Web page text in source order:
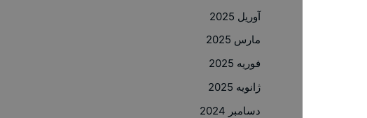
آوریل 2025
مارس 2025
فوریه 2025
ژانویه 2025
دسامبر 2024